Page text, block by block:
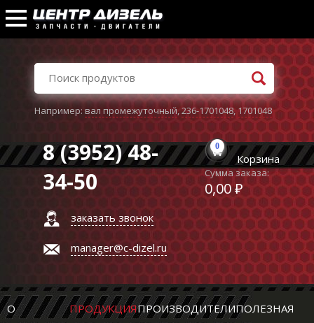
Например:вал промежуточный,236-1701048,1701048
8 (3952) 48-
34-50
заказать звонок
manager@c-dizel.ru
0
Корзина
Сумма заказа:
0,00 ₽
О ПРОДУКЦИЯПРОИЗВОДИТЕЛИПОЛЕЗНАЯ